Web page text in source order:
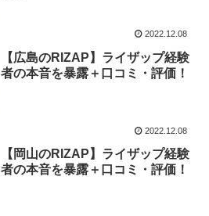
2022.12.08
【広島のRIZAP】ライザップ経験
者の本音を暴露＋口コミ・評価！
2022.12.08
【岡山のRIZAP】ライザップ経験
者の本音を暴露＋口コミ・評価！